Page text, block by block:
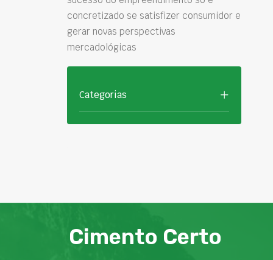
concretizado se satisfizer consumidor e
gerar novas perspectivas
mercadológicas
Categorias
Cimento Certo